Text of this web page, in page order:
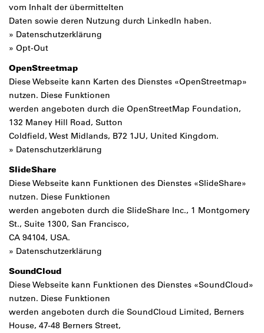
vom Inhalt der übermittelten
Daten sowie deren Nutzung durch LinkedIn haben.
» Datenschutzerklärung
» Opt-Out
OpenStreetmap
Diese Webseite kann Karten des Dienstes «OpenStreetmap»
nutzen. Diese Funktionen
werden angeboten durch die OpenStreetMap Foundation,
132 Maney Hill Road, Sutton
Cold­field, West Midlands, B72 1JU, United Kingdom.
» Datenschutzerklärung
SlideShare
Diese Webseite kann Funktionen des Dienstes «SlideShare»
nutzen. Diese Funktionen
werden angeboten durch die SlideShare Inc., 1 Montgomery
St., Suite 1300, San Francisco,
CA 94104, USA.
» Datenschutzerklärung
SoundCloud
Diese Webseite kann Funktionen des Dienstes «SoundCloud»
nutzen. Diese Funktionen
werden angeboten durch die SoundCloud Limited, Berners
House, 47-48 Berners Street,